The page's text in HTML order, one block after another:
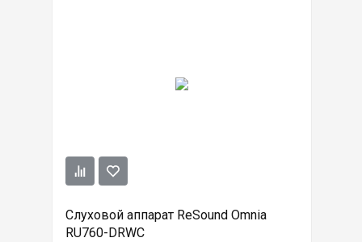
Слуховой аппарат ReSound Omnia
RU760-DRWC